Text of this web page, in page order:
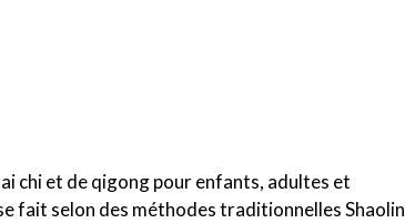
chi et de qigong pour enfants, adultes et
fait selon des méthodes traditionnelles Shaolin